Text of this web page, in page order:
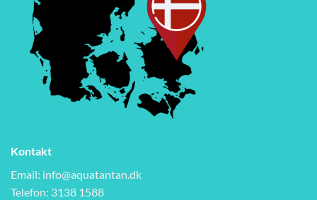
Kontakt
Email: info@aquatantan.dk
Telefon: 3138 1588